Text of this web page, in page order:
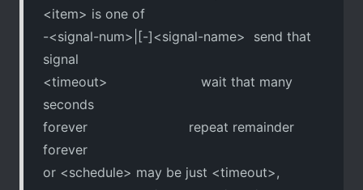
<item> is one of
-<signal-num>|[-]<signal-name> send that
signal
<timeout> wait that many
seconds
forever repeat remainder
forever
or <schedule> may be just <timeout>,